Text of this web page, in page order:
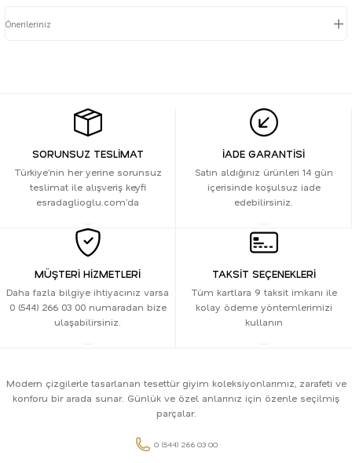
Önerileriniz
SORUNSUZ TESLİMAT
Türkiye’nin her yerine sorunsuz
teslimat ile alışveriş keyfi
esradaglioglu.com’da
İADE GARANTİSİ
Satın aldığınız ürünleri 14 gün
içerisinde koşulsuz iade
edebilirsiniz.
MÜŞTERİ HİZMETLERİ
Daha fazla bilgiye ihtiyacınız varsa
0 (544) 266 03 00 numaradan bize
ulaşabilirsiniz.
TAKSİT SEÇENEKLERİ
Tüm kartlara 9 taksit imkanı ile
kolay ödeme yöntemlerimizi
kullanın
Modern çizgilerle tasarlanan tesettür giyim koleksiyonlarımız, zarafeti ve
konforu bir arada sunar. Günlük ve özel anlarınız için özenle seçilmiş
parçalar.
0 (544) 266 03 00